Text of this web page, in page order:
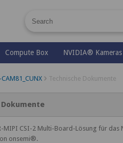
Compute Box NVIDIA® Kameras
CAM81_CUNX Technische Dokumente
Dokumente
MIPI CSI-2 Multi-Board-Lösung für
onsemi®.